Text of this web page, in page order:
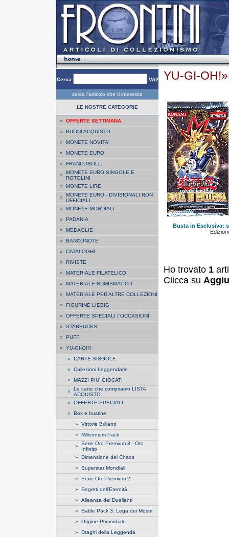
Cerca VAI!
cerca l'articolo che ti interessa
LE NOSTRE CATEGORIE
» OFFERTE SETTIMANA
» BUONI ACQUISTO
» MONETE NOVITA'
» MONETE EURO
» FRANCOBOLLI
» MONETE EURO SINGOLE E
ROTOLINI
» MONETE LIRE
» MONETE EURO - DIVISIONALI NON
UFFICIALI
» MONETE MONDIALI
» PADANIA
» MEDAGLIE
» BANCONOTE
» CATALOGHI
» RIVISTE
» MATERIALE FILATELICO
» MATERIALE NUMISMATICO
» MATERIALE PER ALTRE COLLEZIONI
» FIGURINE LIEBIG
» OFFERTE SPECIALI / OCCASIONI
» STARBUCKS
» PUFFI
» YU-GI-OH!
» CARTE SINGOLE
» Collezioni Leggendarie
» MAZZI PIU' GIOCATI
» Le carte che compriamo LISTA
ACQUISTO
» OFFERTE SPECIALI
» Box e bustine
» Vittorie Brillanti
» Millennium Pack
» Serie Oro Premium 3 - Oro
Infinito
» Dimensione del Chaos
» Superstar Mondiali
» Serie Oro Premium 2
» Segreti dell'Eternità
» Alleanza dei Duellanti
» Battle Pack 3: Lega dei Mostri
» Origine Primordiale
» Draghi della Leggenda
YU-GI-
Busta in Esclusiva:
Ho trovato 1
Clicca su